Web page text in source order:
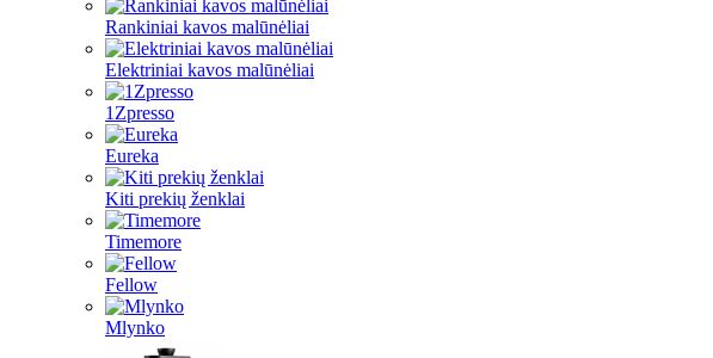
Rankiniai kavos malūnėliai
Elektriniai kavos malūnėliai
1Zpresso
Eureka
Kiti prekių ženklai
Timemore
Fellow
Mlynko